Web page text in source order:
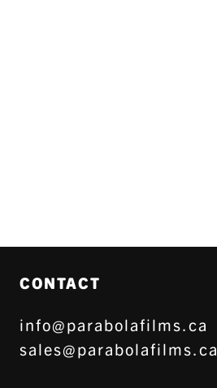
CONTACT
info@parabolafilms.ca
sales@parabolafilms.ca